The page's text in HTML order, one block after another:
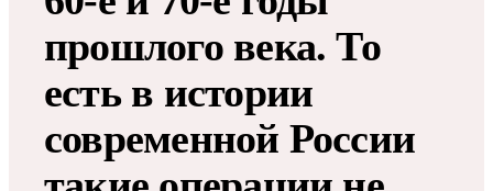
прошлого века. То
есть в истории
современной России